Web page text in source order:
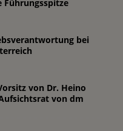
Führungsspitze
bei
von Dr. Heino
von dm